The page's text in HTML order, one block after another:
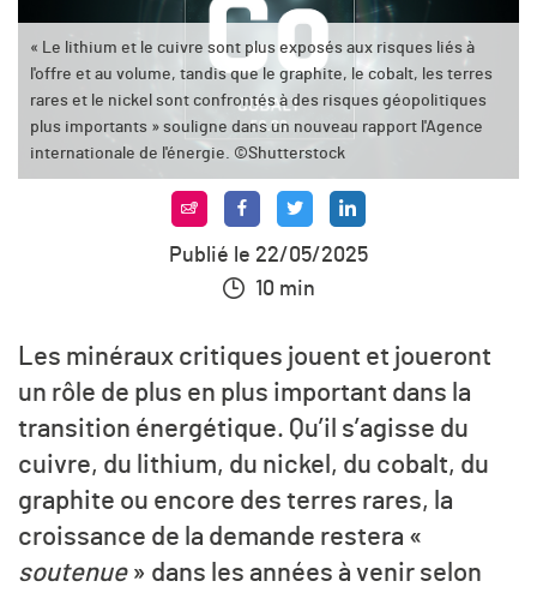
« Le lithium et le cuivre sont plus exposés aux risques liés à
l'offre et au volume, tandis que le graphite, le cobalt, les terres
rares et le nickel sont confrontés à des risques géopolitiques
plus importants » souligne dans un nouveau rapport l'Agence
internationale de l'énergie. ©Shutterstock
Publié le 22/05/2025
10 min
Les minéraux critiques jouent et joueront
un rôle de plus en plus important dans la
transition énergétique. Qu’il s’agisse du
cuivre, du lithium, du nickel, du cobalt, du
graphite ou encore des terres rares, la
croissance de la demande restera «
soutenue» dans les années à venir selon